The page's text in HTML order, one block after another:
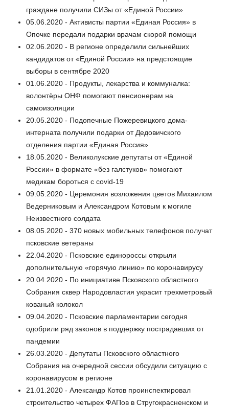
граждане получили СИЗы от «Единой России»
05.06.2020 - Активисты партии «Единая Россия» в
Опочке передали подарки врачам скорой помощи
02.06.2020 - В регионе определили сильнейших
кандидатов от «Единой России» на предстоящие
выборы в сентябре 2020
01.06.2020 - Продукты, лекарства и коммуналка:
волонтёры ОНФ помогают пенсионерам на
самоизоляции
20.05.2020 - Подопечные Пожеревицкого дома-
интерната получили подарки от Дедовичского
отделения партии «Единая Россия»
18.05.2020 - Великолукские депутаты от «Единой
России» в формате «без галстуков» помогают
медикам бороться с covid-19
09.05.2020 - Церемония возложения цветов Михаилом
Ведерниковым и Александром Котовым к могиле
Неизвестного солдата
08.05.2020 - 370 новых мобильных телефонов получат
псковские ветераны
22.04.2020 - Псковские единороссы открыли
дополнительную «горячую линию» по коронавирусу
20.04.2020 - По инициативе Псковского областного
Собрания сквер Народовластия украсит трехметровый
кованый колокол
09.04.2020 - Псковские парламентарии сегодня
одобрили ряд законов в поддержку пострадавших от
пандемии
26.03.2020 - Депутаты Псковского областного
Собрания на очередной сессии обсудили ситуацию с
коронавирусом в регионе
21.01.2020 - Александр Котов проинспектировал
строительство четырех ФАПов в Стругокрасненском и